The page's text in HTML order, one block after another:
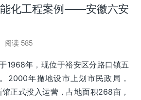
化工程案例——安徽六安
阅读585
1968年，现位于裕安区分路口镇五
2000年撤地设市上划市民政局，
正式投入运营，占地面积268亩，